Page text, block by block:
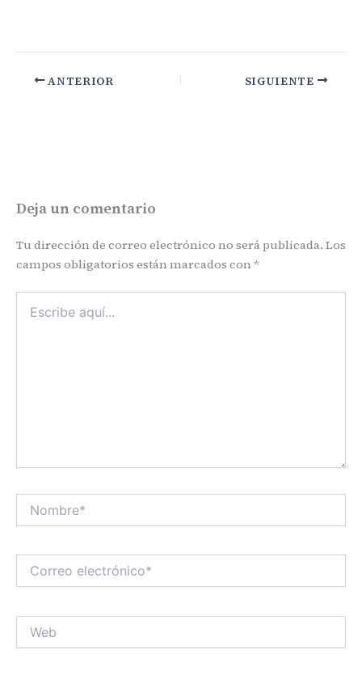
ANTERIOR SIGUIENTE
Deja un comentario
Tu dirección de correo electrónico no será publicada. Los
campos obligatorios están marcados con *
aquí...
Correo
electrónico*